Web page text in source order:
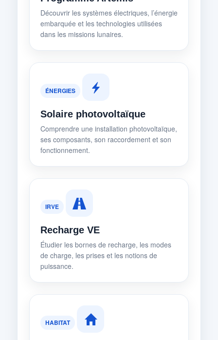
Découvrir les systèmes électriques, l’énergie
embarquée et les technologies utilisées
dans les missions lunaires.
ÉNERGIES
Solaire photovoltaïque
Comprendre une installation photovoltaïque,
ses composants, son raccordement et son
fonctionnement.
IRVE
Recharge VE
Étudier les bornes de recharge, les modes
de charge, les prises et les notions de
puissance.
HABITAT